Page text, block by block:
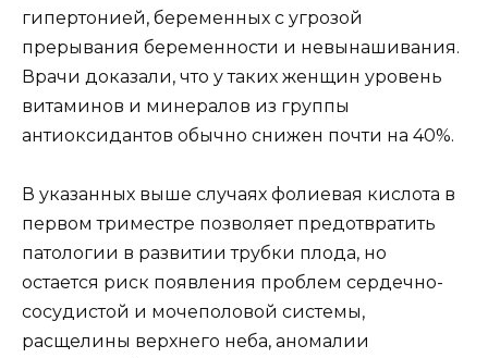
гипертонией, беременных с угрозой
прерывания беременности и невынашивания.
Врачи доказали, что у таких женщин уровень
витаминов и минералов из группы
антиоксидантов обычно снижен почти на 40%.
В указанных выше случаях фолиевая кислота в
первом триместре позволяет предотвратить
патологии в развитии трубки плода, но
остается риск появления проблем сердечно-
сосудистой и мочеполовой системы,
расщелины верхнего неба, аномалии